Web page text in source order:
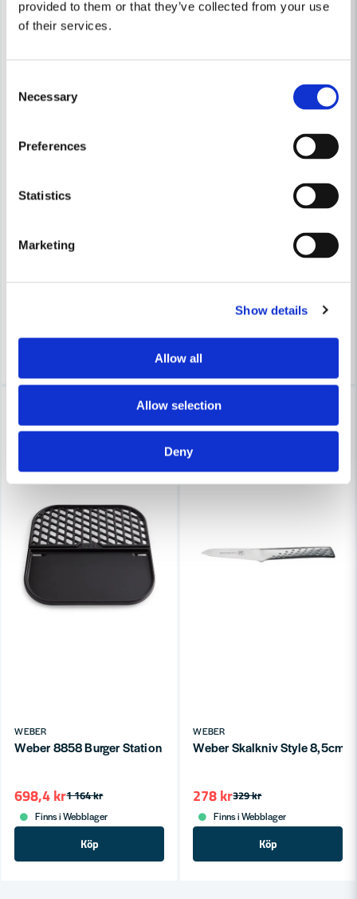
provided to them or that they’ve collected from your use
of their services.
Selection
Necessary
Preferences
Statistics
Marketing
Show details
Allow all
Allow selection
Deny
Weber 7005 Skärbräda
Finns i Webblager
WEBER
Weber 8858 Burger Station - GBS Black
1 164 kr
698,4 kr
Finns i Webblager
Köp
WEBER
Weber Skalkniv Style 8,5cm
329 kr
278 kr
Finns i Webblager
Köp
-16%